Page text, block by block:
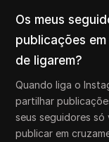
Os meus
publicações
de ligarem?
Quando liga o
partilhar
seus seguidores só
publicar em